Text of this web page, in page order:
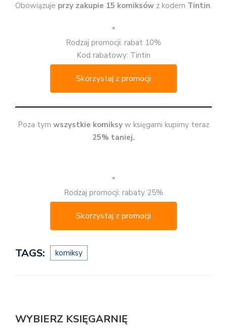
Obowiązuje przy zakupie 15 komiksów z kodem Tintin.
*
Rodzaj promocji: rabat 10%
Kod rabatowy: Tintin
Skorzystaj z promocji
Poza tym wszystkie komiksy w księgarni kupimy teraz
25% taniej.
*
Rodzaj promocji: rabaty 25%
Skorzystaj z promocji
TAGS: komiksy
WYBIERZ KSIĘGARNIĘ